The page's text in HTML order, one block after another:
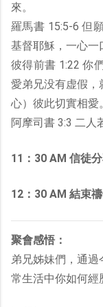
來。
羅馬書 15:5-6 但
基督耶穌，一心一
彼得前書 1:22 你
愛弟兄没有虚假，
心）彼此切實相愛。
阿摩司書 3:3 二人
11：30 AM 信徒
12：30 AM 結束
聚會感悟：
弟兄姊妹們，通過
常生活中你如何經